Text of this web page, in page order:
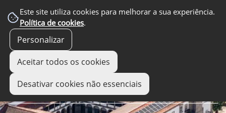
Este site utiliza cookies para melhorar a sua experiência.
Política de cookies.
Personalizar
Aceitar todos os cookies
Desativar cookies não essenciais
EM DESTAQUE